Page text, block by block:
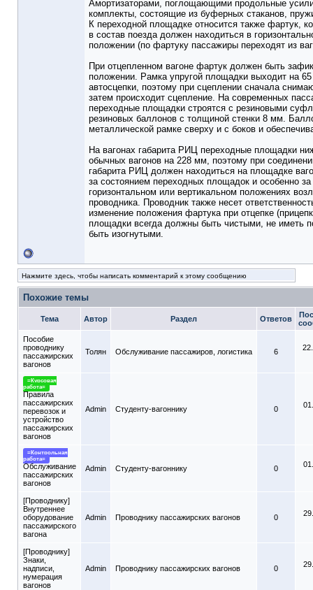
Амортизаторами, поглощающими продольные
комплекты, состоящие из буферных стаканов,
К переходной площадке относится также фартук,
в состав поезда должен находиться в
положении (по фартуку пассажиры переходят из
При отцепленном вагоне фартук должен быть
положении. Рамка упругой площадки выходит на
автосцепки, поэтому при сцеплении сначала
затем происходит сцепление. На современных
переходные площадки строятся с резиновыми
резиновых баллонов с толщиной стенки 8 мм.
металлической рамке сверху и с боков и
На вагонах габарита РИЦ переходные площадки
обычных вагонов на 228 мм, поэтому при
габарита РИЦ должен находиться на площадке
за состоянием переходных площадок и особенно
горизонтальном или вертикальном положениях
проводника. Проводник также несет
изменение положения фартука при отцепке
площадки всегда должны быть чистыми, не иметь
быть изогнутыми.
Нажмите здесь, чтобы написать комментарий к этому сообщению
Похожие темы
Тема Автор Раздел Ответов
Пособие
проводнику
пассажирских
вагонов
Толян Обслуживание пассажиров, логистика 6
=Курсовая
работа=
Правила
пассажирских
перевозок и
устройство
пассажирских
вагонов
Admin Студенту-вагоннику 0
=Контрольная
работа=
Обслуживание
пассажирских
вагонов
Admin Студенту-вагоннику 0
[Проводнику]
Внутреннее
оборудование
пассажирского
вагона
Admin Проводнику пассажирских вагонов 0
[Проводнику]
Знаки,
надписи,
нумерация
вагонов
Admin Проводнику пассажирских вагонов 0